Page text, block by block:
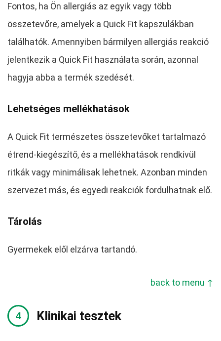
Fontos, ha Ön allergiás az egyik vagy több
összetevőre, amelyek a Quick Fit kapszulákban
találhatók. Amennyiben bármilyen allergiás reakció
jelentkezik a Quick Fit használata során, azonnal
hagyja abba a termék szedését.
Lehetséges mellékhatások
A Quick Fit természetes összetevőket tartalmazó
étrend-kiegészítő, és a mellékhatások rendkívül
ritkák vagy minimálisak lehetnek. Azonban minden
szervezet más, és egyedi reakciók fordulhatnak elő.
Tárolás
Gyermekek elől elzárva tartandó.
back to menu ↑
Klinikai tesztek